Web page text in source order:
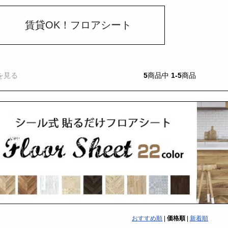
賃貸OK！フロアシート
見る 5商品中 1-5商品
おすすめ順 価格順 新着順